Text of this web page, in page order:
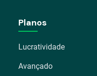
Planos
Lucratividade
Avançado